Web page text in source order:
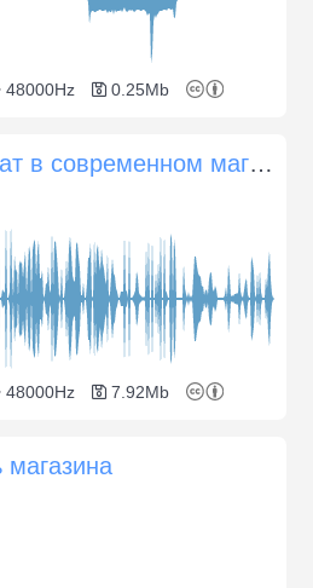
48000Hz 0.25Mb
Кассовый аппарат в современном магазине, нажатие кнопок, звуковые сигналы и открытие ящика для сбора...
48000Hz 7.92Mb
магазина